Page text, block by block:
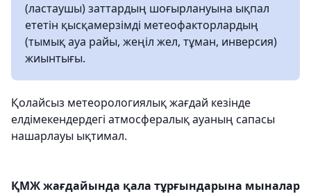
(ластаушы) заттардың шоғырлануына ықпал
ететін қысқамерзімді метеофакторлардың
(тымық ауа райы, жеңіл жел, тұман, инверсия)
жиынтығы.
Қолайсыз метеорологиялық жағдай кезінде
елдімекендердегі атмосфералық ауаның сапасы
нашарлауы ықтимал.
ҚМЖ жағдайында қала тұрғындарына мыналар